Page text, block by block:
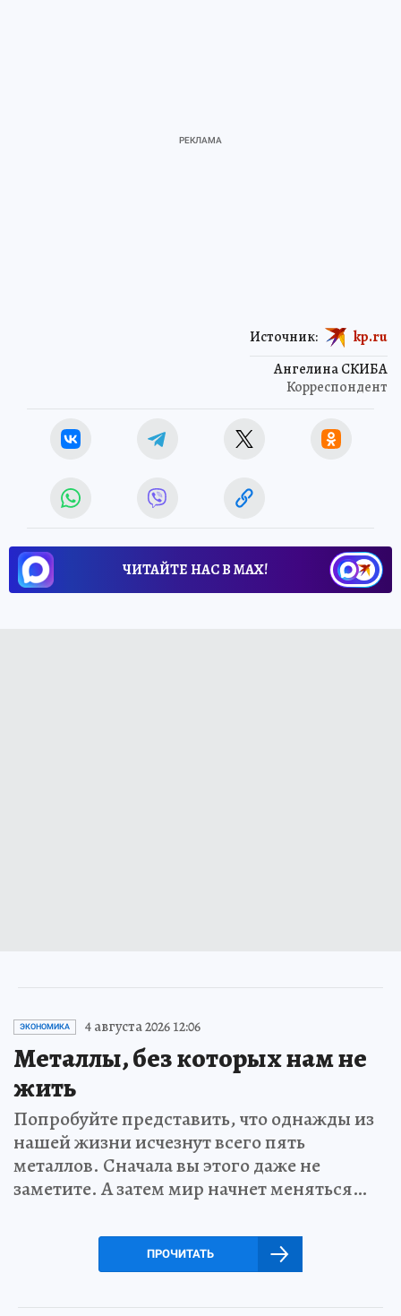
Ангелина СКИБА
Корреспондент
Источник: kp.ru
ЧИТАЙТЕ НАС В МАХ!
ЭКОНОМИКА 4 августа 2026 12:06
Металлы, без которых нам не
жить
Попробуйте представить, что однажды из
нашей жизни исчезнут всего пять
металлов. Сначала вы этого даже не
заметите. А затем мир начнет меняться…
ПРОЧИТАТЬ